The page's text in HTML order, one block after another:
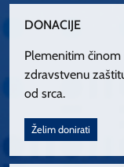
DONACIJE
Plemenitim činom
zdravstvenu
od srca.
Želim donirati